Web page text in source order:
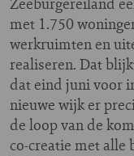
met 1.750
werkruimten en
realiseren. Dat
dat eind juni voor
nieuwe wijk er
de loop van de
co-creatie met alle